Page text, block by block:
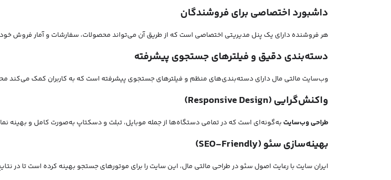
داشبورد اختصاصی برای فروشندگان
هر فروشنده دارای یک پنل مدیریتی اختصاصی است که از طریق آن می‌تواند محصولات، سفارشات و آمار فروش خود
دسته‌بندی دقیق و فیلترهای جستجوی پیشرفته
وب‌سایت مالتی مال دارای دسته‌بندی‌های منظم و فیلترهای جستجوی پیشرفته است که به کاربران کمک می‌کند
واکنش‌گرایی (Responsive Design)
طراحی وب‌سایت به‌گونه‌ای است که در تمامی دستگاه‌ها از جمله موبایل، تبلت و دسکتاپ به‌صورت کامل و بهینه
بهینه‌سازی سئو (SEO-Friendly)
ایران سایت با رعایت اصول سئو در طراحی مالتی مال، این سایت را برای موتورهای جستجو بهینه کرده است تا در